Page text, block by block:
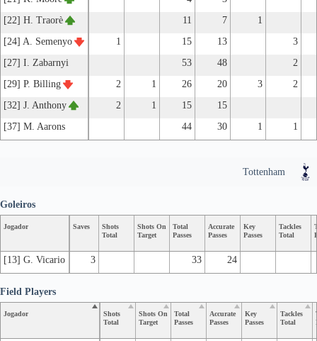
[22] H. Traorè
11 7
1
[24] A. Semenyo
1 15 13
3
[27] I. Zabarnyi
53 48
2
[29] P. Billing
2 1 26 20 3
2
[32] J. Anthony
2 1 15
15
[37] M. Aarons
44 30 1 1
Tottenham
Jogador Saves
Shots
Total
Shots On
Target
Total
Passes
Accurate
Passes
Key
Passes
Tackles
Total
[13] G. Vicario 3 33 24
Goleiros
Jogador
Shots
Total
Shots On
Target
Total
Passes
Accurate
Passes
Key
Passes
Tackles
Total
Field Players